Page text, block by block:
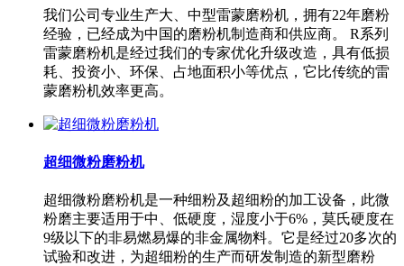
我们公司专业生产大、中型雷蒙磨粉机，拥有22年磨粉
经验，已经成为中国的磨粉机制造商和供应商。 R系列
雷蒙磨粉机是经过我们的专家优化升级改造，具有低损
耗、投资小、环保、占地面积小等优点，它比传统的雷
蒙磨粉机效率更高。
超细微粉磨粉机
超细微粉磨粉机是一种细粉及超细粉的加工设备，此微
粉磨主要适用于中、低硬度，湿度小于6%，莫氏硬度在
9级以下的非易燃易爆的非金属物料。它是经过20多次的
试验和改进，为超细粉的生产而研发制造的新型磨粉